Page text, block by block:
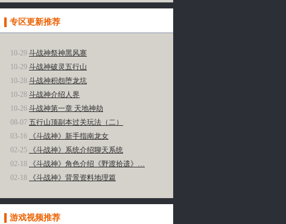
专区更新推荐
更多»
10-29 斗战神祭神黑风寨
10-29 斗战神破灵五行山
10-28 斗战神积怨堕龙坑
10-28 斗战神介绍人界
10-26 斗战神第一章 天地神劫
08-07 五行山顶副本过关玩法（二）
03-16
《斗战神》新手指南龙女
02-25
《斗战神》系统介绍聊天系统
02-18
《斗战神》角色介绍《野渡拾遗》…
02-18
《斗战神》背景资料地理篇
游戏视频推荐